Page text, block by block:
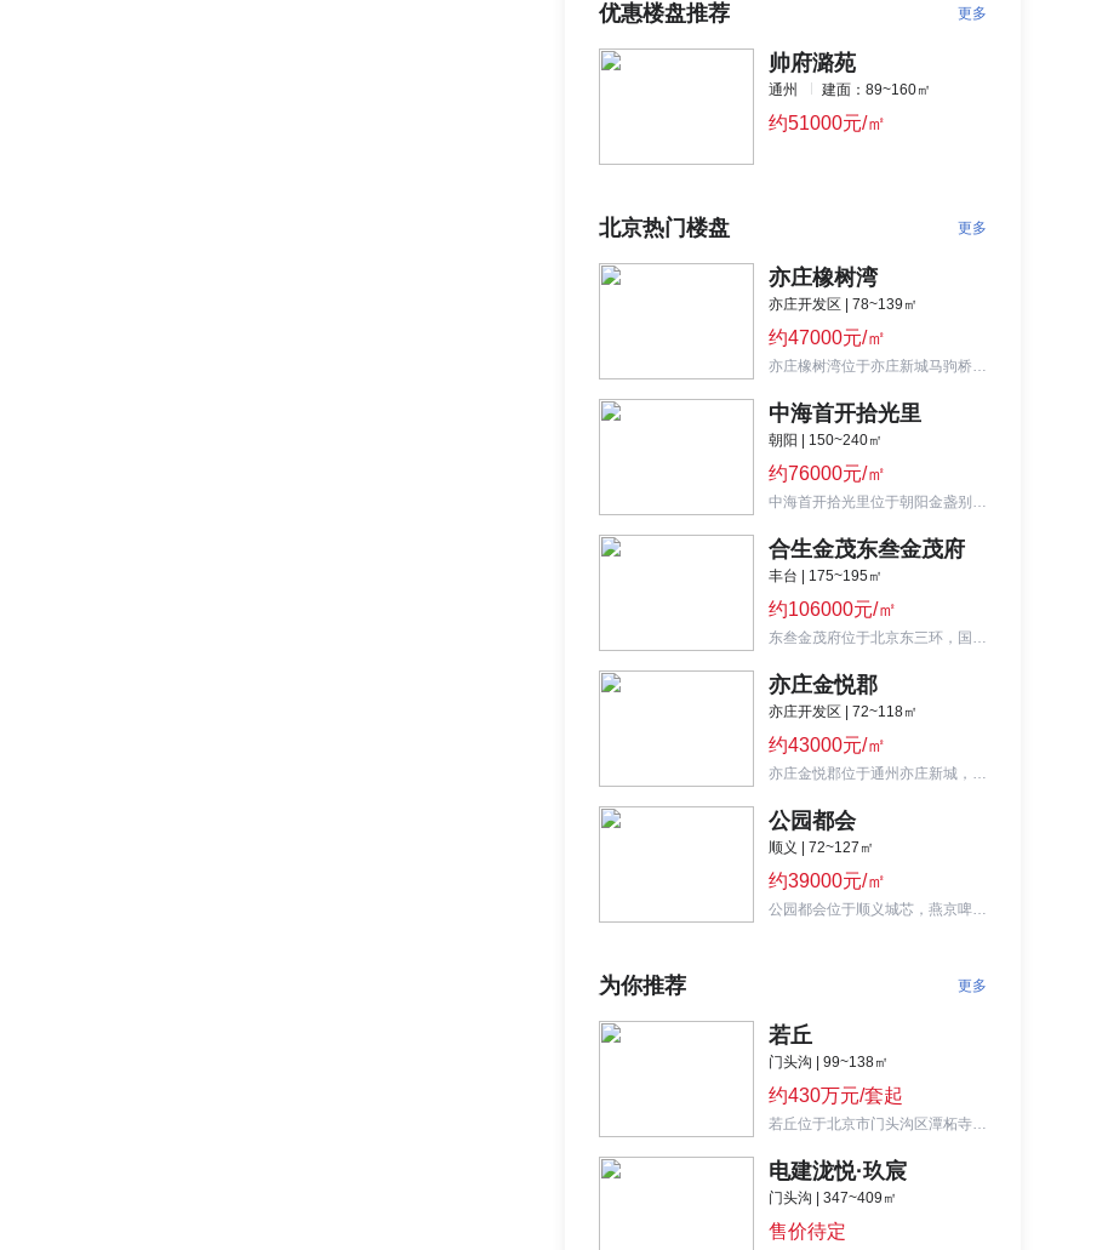
优惠楼盘推荐 更多
帅府潞苑
通州 建面：89~160㎡
约51000元/㎡
北京热门楼盘 更多
亦庄橡树湾
亦庄开发区 | 78~139㎡
约47000元/㎡
亦庄橡树湾位于亦庄新城马驹桥板块，主力户型为92-139㎡三至四居，均价4.3万元/平，精装交付。
中海首开拾光里
朝阳 | 150~240㎡
约76000元/㎡
中海首开拾光里位于朝阳金盏别墅区内，打造140㎡-240㎡叠拼别墅，总价约1000万/套起。
合生金茂东叁金茂府
丰台 | 175~195㎡
约106000元/㎡
东叁金茂府位于北京东三环，国贸正南6公里，紧邻10号线分钟寺站，总价1400万起，上车精装改善大宅。
亦庄金悦郡
亦庄开发区 | 72~118㎡
约43000元/㎡
亦庄金悦郡位于通州亦庄新城，打造72-118㎡全龄段社区，总价280万起。
公园都会
顺义 | 72~127㎡
约39000元/㎡
公园都会位于顺义城芯，燕京啤酒厂南侧，内部坐拥4.3万平中央公园，总价约268万/套起。
为你推荐 更多
若丘
门头沟 | 99~138㎡
约430万元/套起
若丘位于北京市门头沟区潭柘寺镇京潭大街,西山墅区 城市洋房
电建泷悦·玖宸
门头沟 | 347~409㎡
售价待定